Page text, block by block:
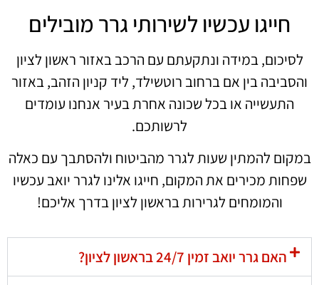
חייגו עכשיו לשירותי גרר מובילים
לסיכום, במידה ונתקעתם עם הרכב באזור ראשון לציון
והסביבה בין אם ברחוב רוטשילד, ליד קניון הזהב, באזור
התעשייה או בכל שכונה אחרת בעיר אנחנו עומדים
לרשותכם.
במקום להמתין שעות לגרר מהביטוח ולהסתבך עם כאלה
שפחות מכירים את המקום, חייגו אלינו לגרר יואב עכשיו
והמומחים לגרירות בראשון לציון בדרך אליכם!
האם גרר יואב זמין 24/7 בראשון לציון?